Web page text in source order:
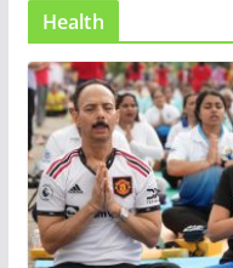
Health